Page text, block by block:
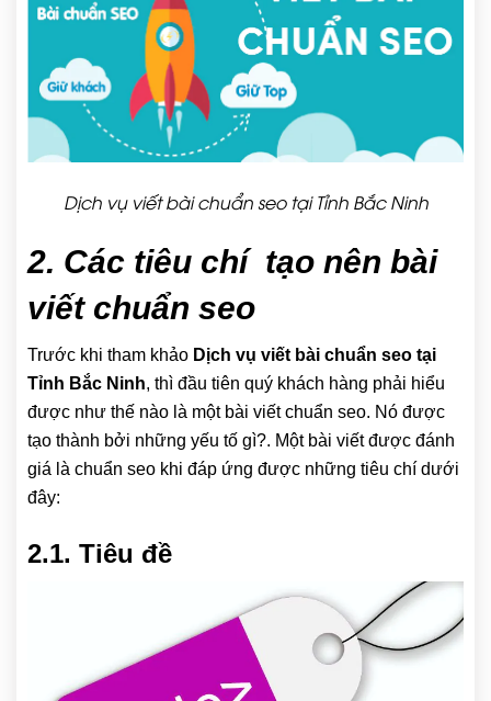
Dịch vụ viết bài chuẩn seo tại Tỉnh Bắc Ninh
2. Các tiêu chí tạo nên bài
viết chuẩn seo
Trước khi tham khảo Dịch vụ viết bài chuẩn seo tại
Tỉnh Bắc Ninh, thì đầu tiên quý khách hàng phải hiểu
được như thế nào là một bài viết chuẩn seo. Nó được
tạo thành bởi những yếu tố gì?. Một bài viết được đánh
giá là chuẩn seo khi đáp ứng được những tiêu chí dưới
đây:
2.1. Tiêu đề